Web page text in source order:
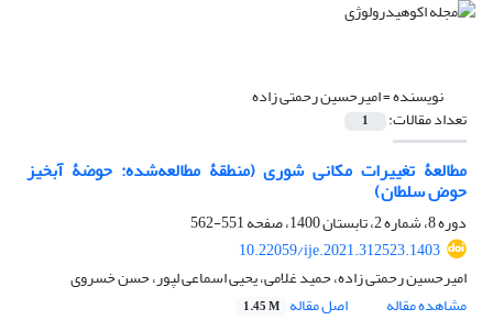
نویسنده =امیرحسین رحمتی زاده
تعداد مقالات: 1
مطالعۀ تغییرات مکانی شوری (منطقۀ ‌مطالعه‌شده: حوضۀ آبخیز
حوض سلطان)
دوره 8، شماره 2، تابستان 1400، صفحه
551-562
10.22059/ije.2021.312523.1403
امیرحسین رحمتی زاده، حمید غلامی، یحیی اسماعی ل‏پور، حسن خسروی
مشاهده مقاله
اصل مقاله 1.45 M